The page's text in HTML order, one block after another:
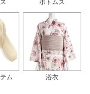
ボトムス
ム 浴衣